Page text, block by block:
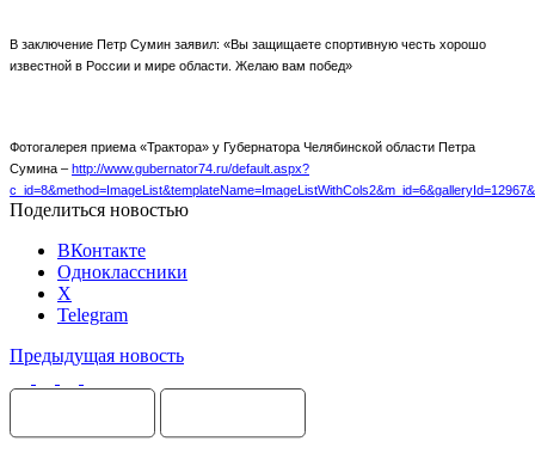
В заключение Петр Сумин заявил: «Вы защищаете спортивную честь хорошо
известной в России и мире области. Желаю вам побед»
Фотогалерея приема «Трактора» у Губернатора Челябинской области Петра
Сумина – http://www.gubernator74.ru/default.aspx?
Поделиться новостью
ВКонтакте
Одноклассники
X
Telegram
Предыдущая новость